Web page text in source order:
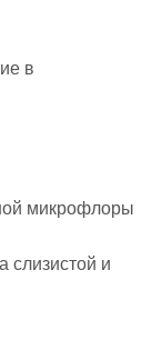
в
микрофлоры
слизистой и